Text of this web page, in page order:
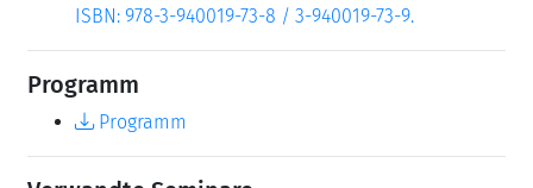
ISBN: 978-3-940019-73-8 / 3-940019-73-9.
Programm
Programm